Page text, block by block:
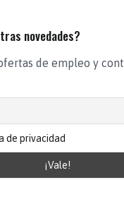
novedades?
de empleo y
de privacidad